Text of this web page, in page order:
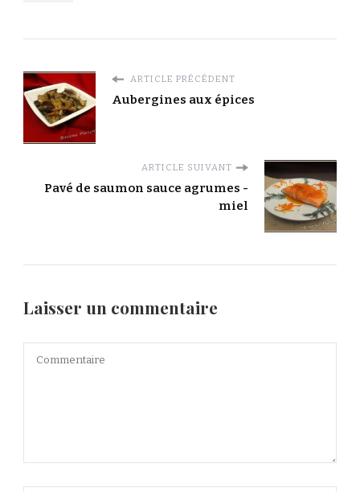
ARTICLE PRÉCÉDENT
Aubergines aux épices
ARTICLE SUIVANT
Pavé de saumon sauce agrumes -
miel
Laisser un commentaire